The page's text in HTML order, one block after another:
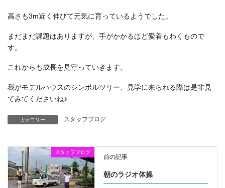
高さも3m近く伸びて元気に育っているようでした。
まだまだ課題はありますが、手がかかるほど愛着もわくもので
す。
これからも成長を見守っていきます。
我がモデルハウスのシンボルツリー、見学に来られる際は是非見
てみてくださいね♪
カテゴリー スタッフブログ
スタッフブログ
前の記事
朝のラジオ体操